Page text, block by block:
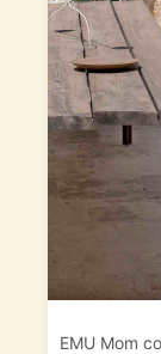
EMU Mom